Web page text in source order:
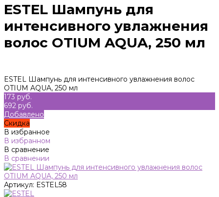
ESTEL Шампунь для
интенсивного увлажнения
волос OTIUM AQUA, 250 мл
ESTEL Шампунь для интенсивного увлажнения волос
OTIUM AQUA, 250 мл
173 руб.
692 руб.
Добавлено
Скидка
В избранное
В избранном
В сравнение
В сравнении
Артикул: ESTEL58